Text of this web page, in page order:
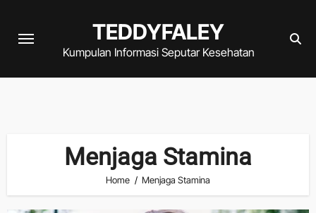
TEDDYFALEY
Kumpulan Informasi Seputar Kesehatan
Menjaga Stamina
Home Menjaga Stamina